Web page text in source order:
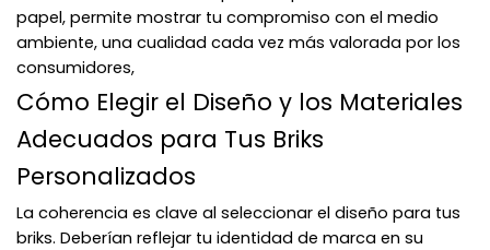
papel, permite mostrar tu compromiso con el medio
ambiente, una cualidad cada vez más valorada por los
consumidores,
Cómo Elegir el Diseño y los Materiales
Adecuados para Tus Briks
Personalizados
La coherencia es clave al seleccionar el diseño para tus
briks. Deberían reflejar tu identidad de marca en su